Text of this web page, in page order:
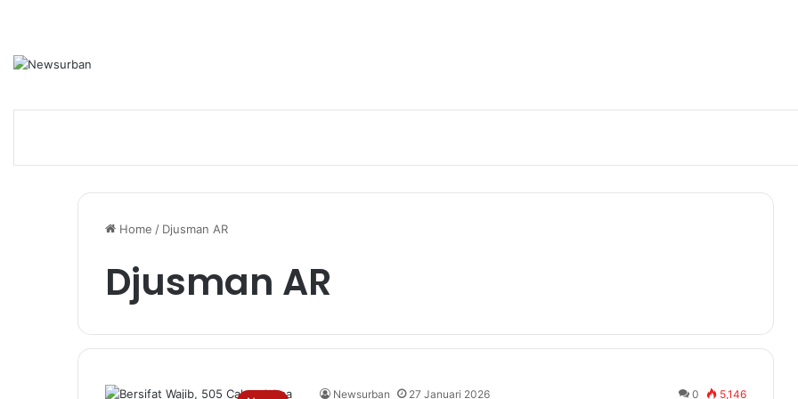
Home / Djusman AR
Djusman AR
Newsurban 27 Januari 2026 0 5,146